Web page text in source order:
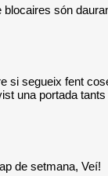
són
si segueix fent
una portada
de setmana, Veí!